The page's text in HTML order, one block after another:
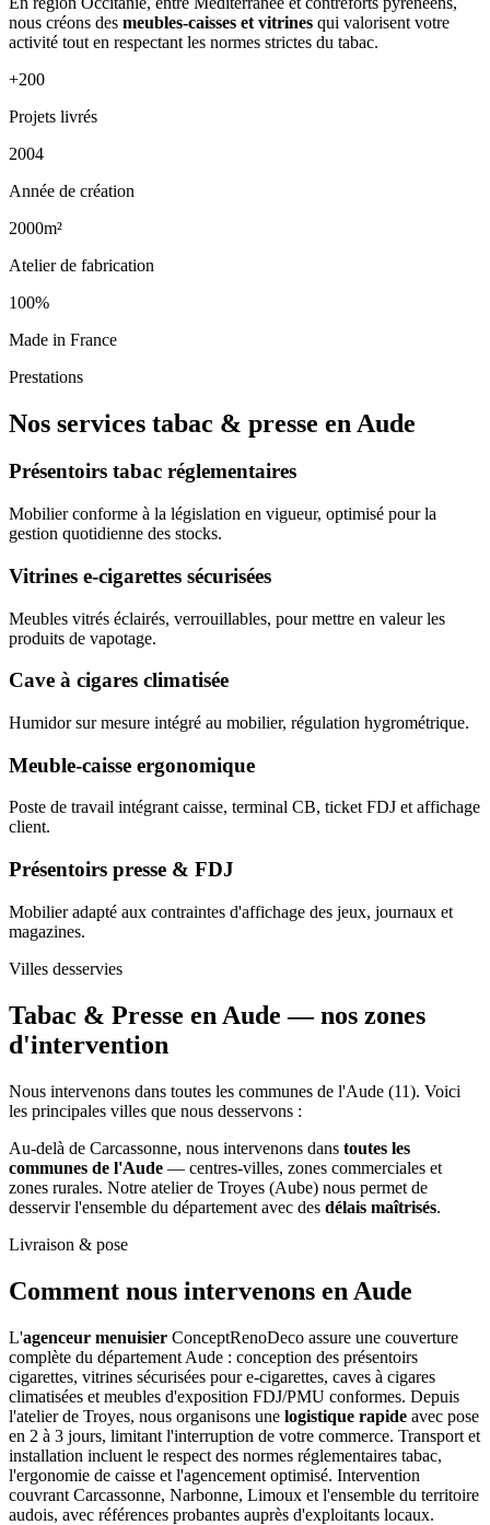
nous créons des meubles-caisses et vitrines qui valorisent votre
activité tout en respectant les normes strictes du tabac.
+200
Projets livrés
2004
Année de création
2000m²
Atelier de fabrication
100%
Made in France
Prestations
Nos services tabac & presse en Aude
Présentoirs tabac réglementaires
Mobilier conforme à la législation en vigueur, optimisé pour la
gestion quotidienne des stocks.
Vitrines e-cigarettes sécurisées
Meubles vitrés éclairés, verrouillables, pour mettre en valeur les
produits de vapotage.
Cave à cigares climatisée
Humidor sur mesure intégré au mobilier, régulation hygrométrique.
Meuble-caisse ergonomique
Poste de travail intégrant caisse, terminal CB, ticket FDJ et affichage
client.
Présentoirs presse & FDJ
Mobilier adapté aux contraintes d'affichage des jeux, journaux et
magazines.
Villes desservies
Tabac & Presse en Aude —nos zones
d'intervention
Nous intervenons dans toutes les communes de l'Aude (11). Voici
les principales villes que nous desservons :
Au-delà de Carcassonne, nous intervenons dans toutes les
communes de l'Aude — centres-villes, zones commerciales et
zones rurales. Notre atelier de Troyes (Aube) nous permet de
desservir l'ensemble du département avec des délais maîtrisés.
Livraison & pose
Comment nous intervenons en Aude
L'agenceur menuisier ConceptRenoDeco assure une couverture
complète du département Aude : conception des présentoirs
cigarettes, vitrines sécurisées pour e-cigarettes, caves à cigares
climatisées et meubles d'exposition FDJ/PMU conformes. Depuis
l'atelier de Troyes, nous organisons une logistique rapide avec pose
en 2 à 3 jours, limitant l'interruption de votre commerce. Transport et
installation incluent le respect des normes réglementaires tabac,
l'ergonomie de caisse et l'agencement optimisé. Intervention
couvrant Carcassonne, Narbonne, Limoux et l'ensemble du territoire
audois, avec références probantes auprès d'exploitants locaux.